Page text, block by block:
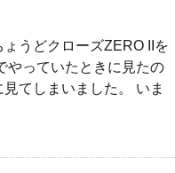
うどクローズZERO IIを
やっていたときに見たの
てしまいました。 いま